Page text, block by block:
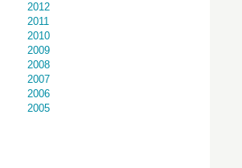
2012
2011
2010
2009
2008
2007
2006
2005